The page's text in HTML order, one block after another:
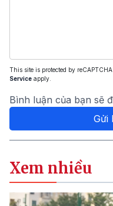
This site is protected by
Service apply.
Bình luận của bạn sẽ
Gửi
Xem nhiều